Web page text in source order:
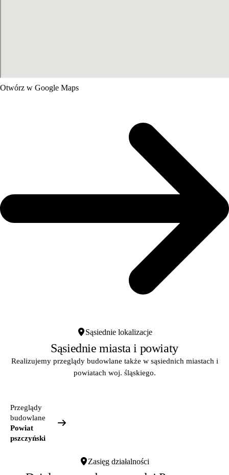
Otwórz w Google Maps
Sąsiednie lokalizacje
Sąsiednie miasta i powiaty
Realizujemy przeglądy budowlane także w sąsiednich miastach i
powiatach woj. śląskiego.
Przeglądy
budowlane
Powiat
pszczyński
Zasięg działalności